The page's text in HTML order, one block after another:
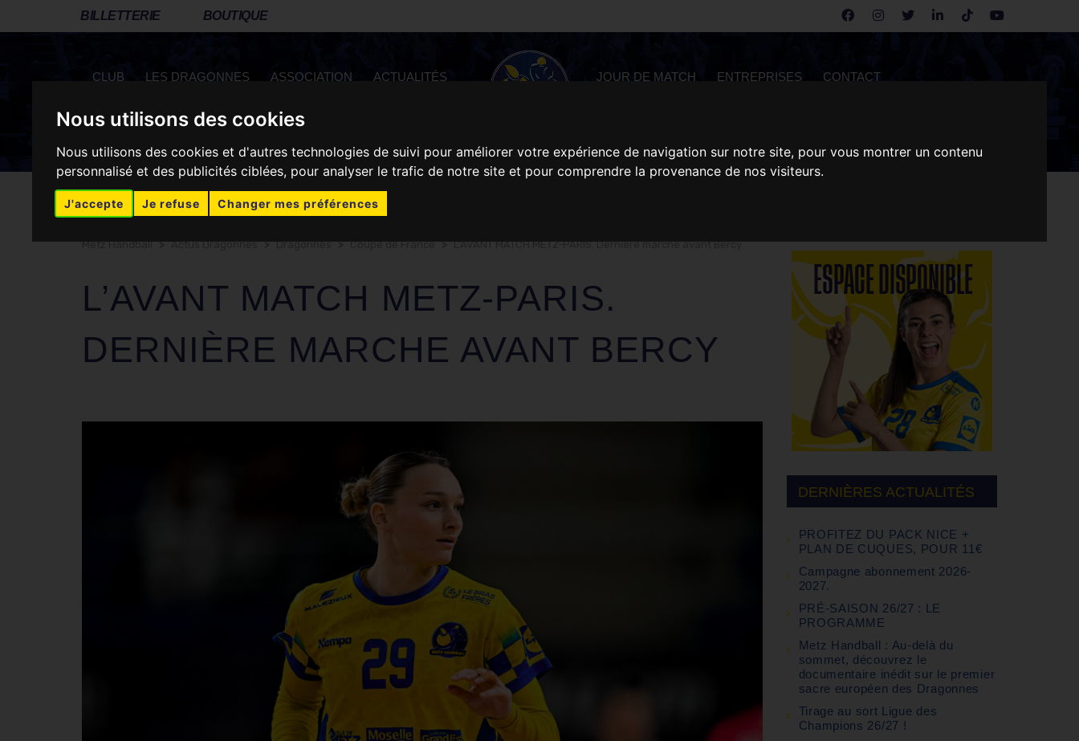
Nous utilisons des cookies
Nous utilisons des cookies et d'autres technologies de suivi pour améliorer votre expérience de navigation sur notre site, pour vous montrer un contenu
personnalisé et des publicités ciblées, pour analyser le trafic de notre site et pour comprendre la provenance de nos visiteurs.
J'accepte Je refuse Changer mes préférences
BILLETTERIE BOUTIQUE
CLUB LES DRAGONNES ASSOCIATION ACTUALITÉS JOUR DE MATCH ENTREPRISES CONTACT
Metz Handball > Actus Dragonnes > Dragonnes > Coupe de France > L’AVANT MATCH METZ-PARIS. Dernière marche avant Bercy
L’AVANT MATCH METZ-PARIS.
DERNIÈRE MARCHE AVANT BERCY
DERNIÈRES ACTUALITÉS
PROFITEZ DU PACK NICE +
PLAN DE CUQUES, POUR 11€
Campagne abonnement 2026-
2027.
PRÉ-SAISON 26/27 : LE
PROGRAMME
Metz Handball : Au-delà du
sommet, découvrez le
documentaire inédit sur le premier
sacre européen des Dragonnes
Tirage au sort Ligue des
Champions 26/27 !